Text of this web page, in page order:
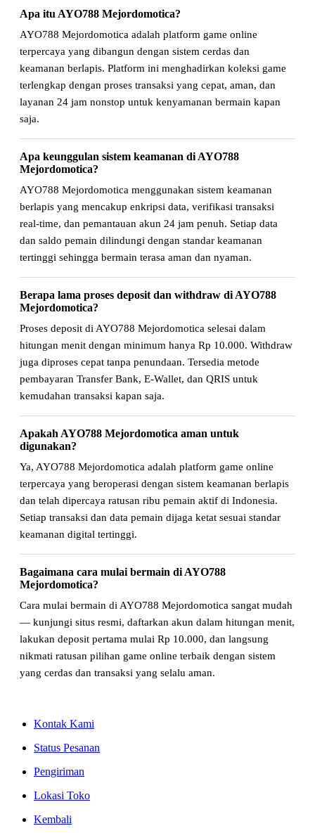
Apa itu AYO788 Mejordomotica?
AYO788 Mejordomotica adalah platform game online
terpercaya yang dibangun dengan sistem cerdas dan
keamanan berlapis. Platform ini menghadirkan koleksi game
terlengkap dengan proses transaksi yang cepat, aman, dan
layanan 24 jam nonstop untuk kenyamanan bermain kapan
saja.
Apa keunggulan sistem keamanan di AYO788
Mejordomotica?
AYO788 Mejordomotica menggunakan sistem keamanan
berlapis yang mencakup enkripsi data, verifikasi transaksi
real-time, dan pemantauan akun 24 jam penuh. Setiap data
dan saldo pemain dilindungi dengan standar keamanan
tertinggi sehingga bermain terasa aman dan nyaman.
Berapa lama proses deposit dan withdraw di AYO788
Mejordomotica?
Proses deposit di AYO788 Mejordomotica selesai dalam
hitungan menit dengan minimum hanya Rp 10.000. Withdraw
juga diproses cepat tanpa penundaan. Tersedia metode
pembayaran Transfer Bank, E-Wallet, dan QRIS untuk
kemudahan transaksi kapan saja.
Apakah AYO788 Mejordomotica aman untuk
digunakan?
Ya, AYO788 Mejordomotica adalah platform game online
terpercaya yang beroperasi dengan sistem keamanan berlapis
dan telah dipercaya ratusan ribu pemain aktif di Indonesia.
Setiap transaksi dan data pemain dijaga ketat sesuai standar
keamanan digital tertinggi.
Bagaimana cara mulai bermain di AYO788
Mejordomotica?
Cara mulai bermain di AYO788 Mejordomotica sangat mudah
— kunjungi situs resmi, daftarkan akun dalam hitungan menit,
lakukan deposit pertama mulai Rp 10.000, dan langsung
nikmati ratusan pilihan game online terbaik dengan sistem
yang cerdas dan transaksi yang selalu aman.
Kontak Kami
Status Pesanan
Pengiriman
Lokasi Toko
Kembali